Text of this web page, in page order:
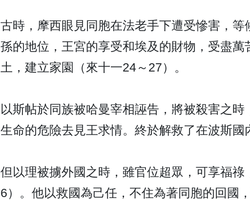
古時，摩西眼見同胞在法老手下遭受慘害，
孫的地位，王宮的享受和埃及的財物，受盡
土，建立家園（來十一24～27）。
以斯帖於同族被哈曼宰相誣告，將被殺害之
生命的危險去見王求情。終於解救了在波斯國
但以理被擄外國之時，雖官位超眾，可享福
6）。他以救國為己任，不住為著同胞的回國